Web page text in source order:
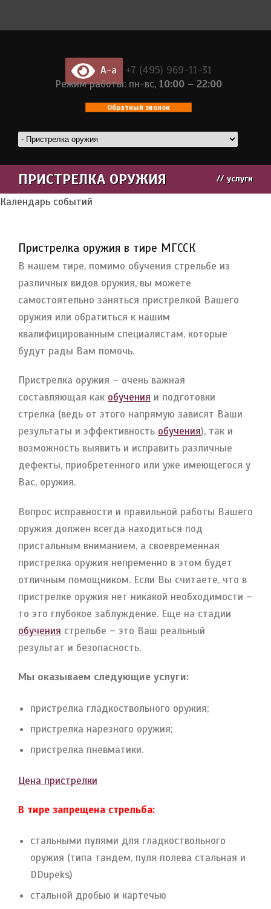
A-a
+7 (495) 969-11-31
Режим работы: пн-вс, 10:00 – 22:00
Обратный звонок
ПРИСТРЕЛКА ОРУЖИЯ // услуги
Календарь событий
Пристрелка оружия в тире МГССК
В нашем тире, помимо обучения стрельбе из
различных видов оружия, вы можете
самостоятельно заняться пристрелкой Вашего
оружия или обратиться к нашим
квалифицированным специалистам, которые
будут рады Вам помочь.
Пристрелка оружия – очень важная
составляющая как обучения и подготовки
стрелка (ведь от этого напрямую зависят Ваши
результаты и эффективность обучения), так и
возможность выявить и исправить различные
дефекты, приобретенного или уже имеющегося у
Вас, оружия.
Вопрос исправности и правильной работы Вашего
оружия должен всегда находиться под
пристальным вниманием, а своевременная
пристрелка оружия непременно в этом будет
отличным помощником. Если Вы считаете, что в
пристрелке оружия нет никакой необходимости –
то это глубокое заблуждение. Еще на стадии
обучения стрельбе – это Ваш реальный
результат и безопасность.
Мы оказываем следующие услуги:
пристрелка гладкоствольного оружия;
пристрелка нарезного оружия;
пристрелка пневматики.
Цена пристрелки
В тире запрещена стрельба:
стальными пулями для гладкоствольного
оружия (типа тандем, пуля полева стальная и
DDupeks)
стальной дробью и картечью